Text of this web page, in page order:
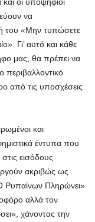
να
του «Μην τυπώσετε
Γι’ αυτό και κάθε
μας, θα πρέπει να
περιβαλλοντικό
από τις υποσχέσεις
και
έντυπα που
εισόδους
ακριβώς ως
Ρυπαίνων Πληρώνει»
αλλά τον
χάνοντας την